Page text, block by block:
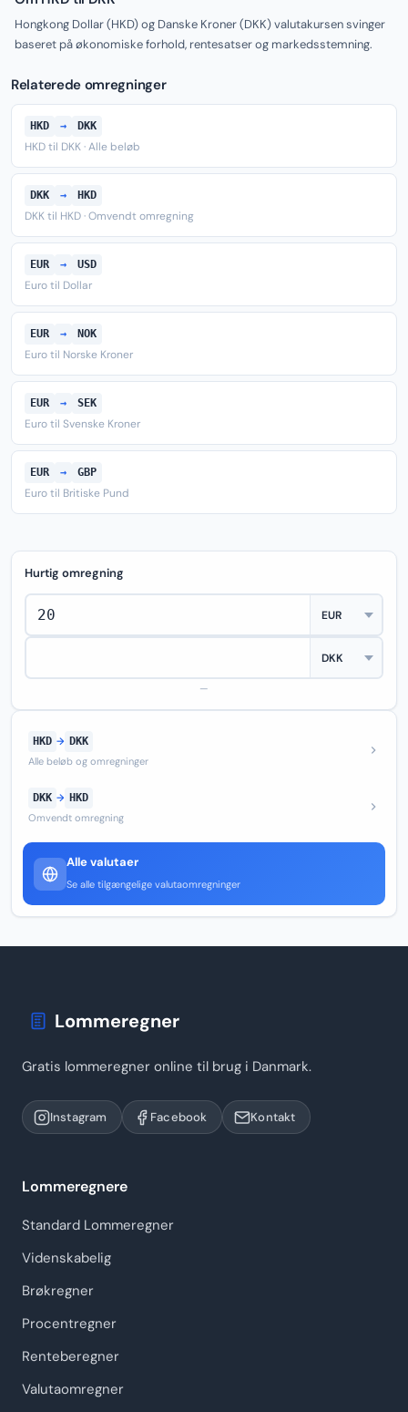
Hongkong Dollar (HKD) og Danske Kroner (DKK) valutakursen svinger
baseret på økonomiske forhold, rentesatser og markedsstemning.
Relaterede omregninger
HKD → DKK
HKD til DKK · Alle beløb
DKK → HKD
DKK til HKD · Omvendt omregning
EUR → USD
Euro til Dollar
EUR → NOK
Euro til Norske Kroner
EUR → SEK
Euro til Svenske Kroner
EUR → GBP
Euro til Britiske Pund
Hurtig omregning
—
HKD → DKK
Alle beløb og omregninger
DKK → HKD
Omvendt omregning
Alle valutaer
Se alle tilgængelige valutaomregninger
Lommeregner
Gratis lommeregner online til brug i Danmark.
Instagram Facebook Kontakt
Lommeregnere
Standard Lommeregner
Videnskabelig
Brøkregner
Procentregner
Renteberegner
Valutaomregner